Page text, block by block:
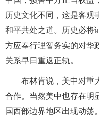
历史文化不同，这是客观
和平共处之道。历史必将
方应奉行理智务实的对华
关系早日重返正轨。
布林肯说，美中对重
合作。当然美中也存在明
国西部边界地区出现动荡